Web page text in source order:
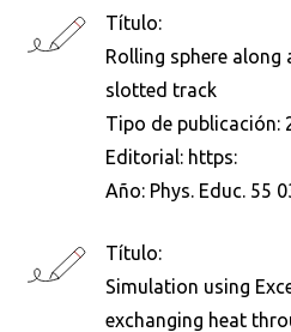
Título:
Rolling sphere along
slotted track
Tipo de publicación:
Editorial: https:
Año: Phys. Educ. 55
Título:
Simulation using
exchanging heat